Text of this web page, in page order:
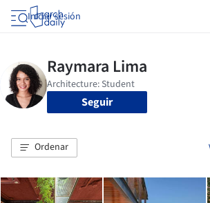
Iniciar sesión
Seguir
Ordenar